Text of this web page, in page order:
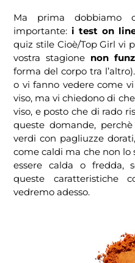
Ma prima dobbiamo
importante: i test on
quiz stile Cioè/Top Girl vi
vostra stagione non
forma del corpo tra
o vi fanno vedere come
viso, ma vi chiedono di
viso, e posto che di rado
queste domande,
verdi con pagliuzze
come caldi ma che non lo
essere calda o fredda,
queste caratteristiche
vedremo adesso.